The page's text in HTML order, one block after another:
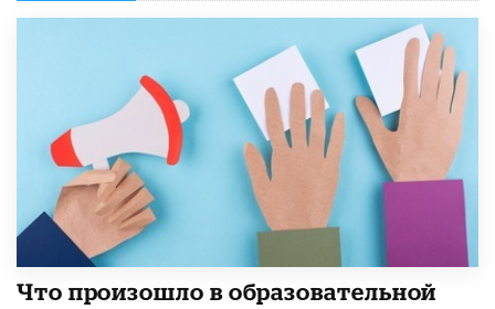
​Что произошло в образовательной